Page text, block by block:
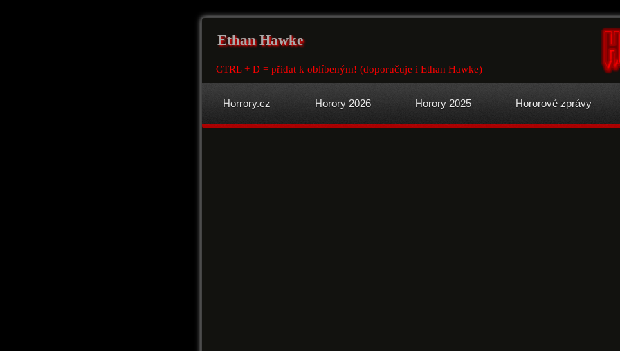
Ethan Hawke
CTRL + D = přidat k oblíbeným! (doporučuje i Ethan Hawke)
Horrory.cz Horory 2026 Horory 2025 Hororové zprávy